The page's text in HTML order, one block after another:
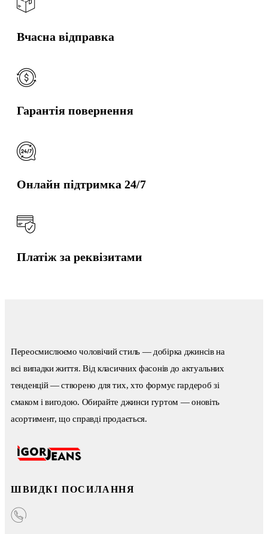
Вчасна відправка
Гарантія повернення
Онлайн підтримка 24/7
Платіж за реквізитами
Переосмислюємо чоловічий стиль — добірка джинсів на
всі випадки життя. Від класичних фасонів до актуальних
тенденцій — створено для тих, хто формує гардероб зі
смаком і вигодою. Обирайте джинси гуртом — оновіть
асортимент, що справді продається.
ШВИДКІ ПОСИЛАННЯ